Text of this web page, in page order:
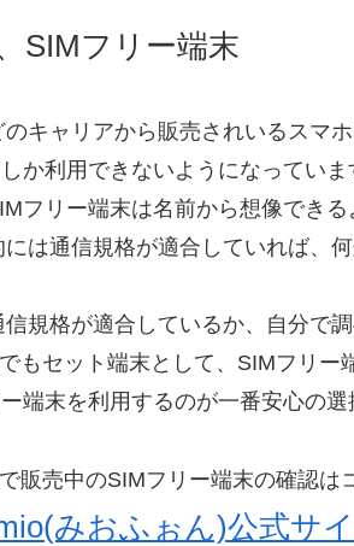
SIMフリー端末
のキャリアから販売されいるスマ
か利用できないようになっていま
フリー端末は名前から想像でき
には通信規格が適合していれば、
信規格が適合しているか、自分で
もセット端末として、SIMフリ
端末を利用するのが一番安心の選
販売中のSIMフリー端末の確認は
みおふぉん)公式サ